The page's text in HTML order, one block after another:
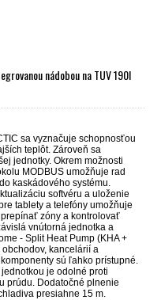
nádobou na TUV 190l
sa vyznačuje schopnosťou
teplôt. Zároveň sa
jednotky. Okrem možnosti
MODBUS umožňuje rad
kaskádového systému.
softvéru a uloženie
tablety a telefóny umožňuje
zóny a kontrolovať
vnútorná jednotka a
- Split Heat Pump (KHA +
kancelárií a
sú ľahko prístupné.
je odolné proti
prúdu. Dodatočné plnenie
presiahne 15 m.